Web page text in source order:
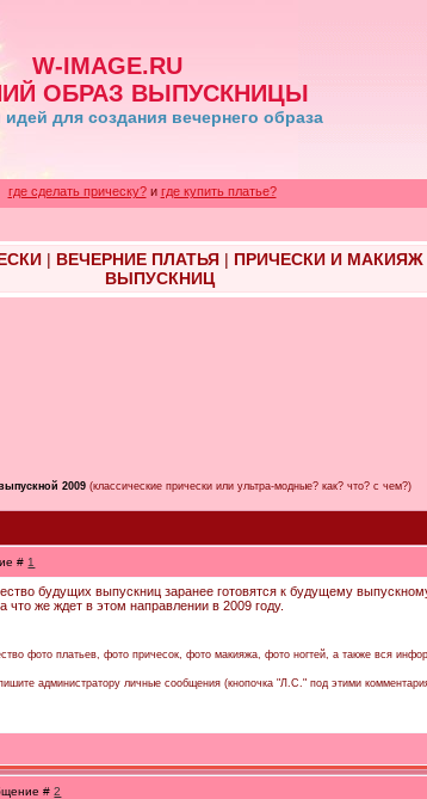
W-IMAGE.RU
ОБРАЗ ВЫПУСКНИЦЫ
для создания вечернего образа
где сделать прическу?и где купить платье?
| ВЕЧЕРНИЕ ПЛАТЬЯ| ПРИЧЕСКИ И МАКИЯЖ
ВЫПУСКНИЦ
2009 (классические прически или ультра-модные? как? что? с чем?)
#1
будущих выпускниц заранее готовятся к будущему
что же ждет в этом направлении в 2009 году.
фото платьев, фото причесок, фото макияжа, фото ногтей, а также вся
администратору личные сообщения (кнопочка "Л.С." под этими
#2